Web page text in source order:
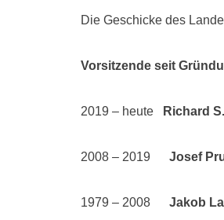
Die Geschicke des
Vorsitzende seit
2019 – heute Richard
2008 – 2019 Josef
1979 – 2008 Jakob